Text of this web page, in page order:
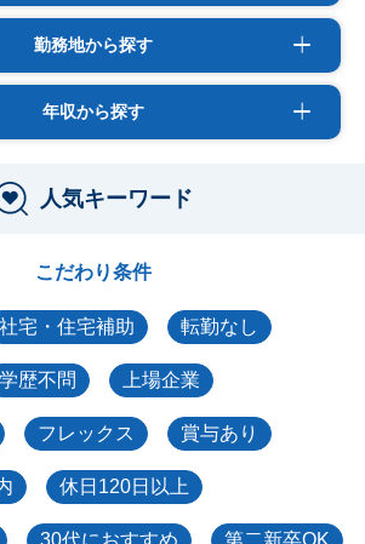
勤務地から探す
年収から探す
人気キーワード
こだわり条件
社宅・住宅補助 転勤なし
学歴不問 上場企業
フレックス 賞与あり
休日120日以上
30代におすすめ 第二新卒OK